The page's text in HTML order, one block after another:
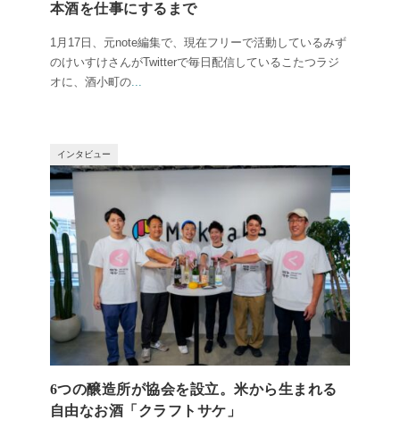
本酒を仕事にするまで
1月17日、元note編集で、現在フリーで活動しているみず
のけいすけさんがTwitterで毎日配信しているこたつラジ
オに、酒小町の...
インタビュー
6つの醸造所が協会を設立。米から生まれる
自由なお酒「クラフトサケ」